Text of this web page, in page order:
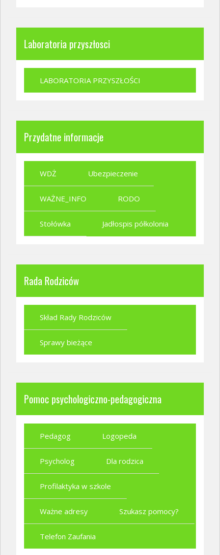
Laboratoria przyszłosci
LABORATORIA PRZYSZŁOŚCI
Przydatne informacje
WDŻ Ubezpieczenie
WAŻNE_INFO RODO
Stołówka Jadłospis półkolonia
Rada Rodziców
Skład Rady Rodziców
Sprawy bieżące
Pomoc psychologiczno-pedagogiczna
Pedagog Logopeda
Psycholog Dla rodzica
Profilaktyka w szkole
Ważne adresy Szukasz pomocy?
Telefon Zaufania